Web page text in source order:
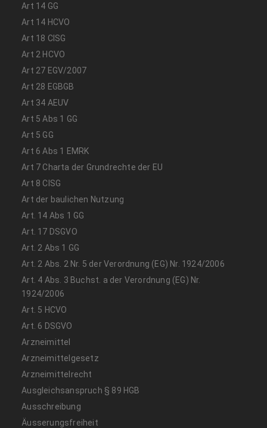
Art 14 GG
Art 14 HCVO
Art 18 CISG
Art 2 HCVO
Art 27 EGV/2007
Art 28 EGBGB
Art 34 AEUV
Art 5 Abs 1 GG
Art 5 GG
Art 6 Abs 1 EMRK
Art 7 Charta der Grundrechte der EU
Art 8 CISG
Art der baulichen Nutzung
Art. 14 Abs 1 GG
Art. 17 DSGVO
Art. 2 Abs 1 GG
Art. 2 Abs. 2 Nr. 5 der Verordnung (EG) Nr. 1924/2006
Art. 4 Abs. 3 Buchst. a der Verordnung (EG) Nr.
1924/2006
Art. 5 HCVO
Art. 6 DSGVO
Arzneimittel
Arzneimittelgesetz
Arzneimittelrecht
Ausgleichsanspruch § 89 HGB
Ausschreibung
Äusserungsfreiheit